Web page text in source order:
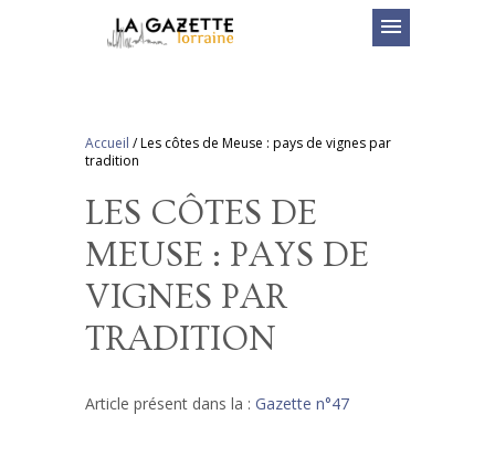
menu
Accueil /Les côtes de Meuse : pays de vignes par
tradition
LES CÔTES DE
MEUSE : PAYS DE
VIGNES PAR
TRADITION
Article présent dans la : Gazette n°47